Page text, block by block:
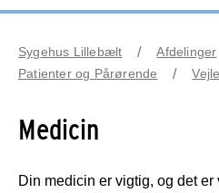
Sygehus Lillebælt Afdelinger
Patienter og Pårørende
Medicin
Din medicin er vigtig, og det